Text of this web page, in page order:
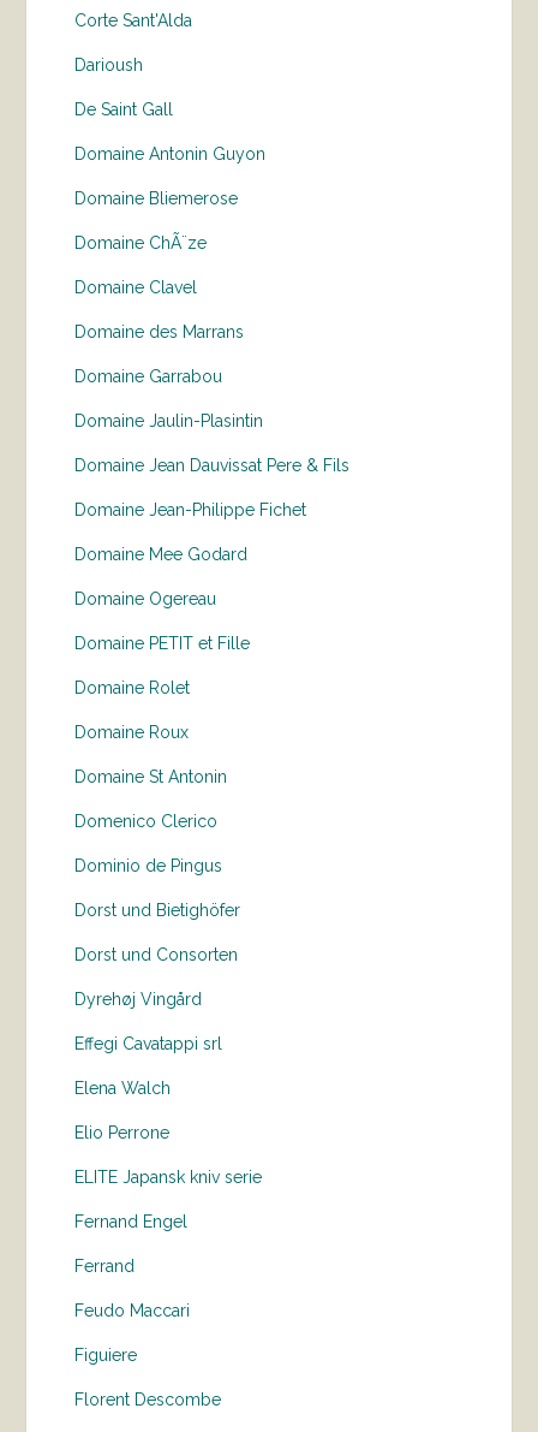
Corte Sant'Alda
Darioush
De Saint Gall
Domaine Antonin Guyon
Domaine Bliemerose
Domaine ChÃ¨ze
Domaine Clavel
Domaine des Marrans
Domaine Garrabou
Domaine Jaulin-Plasintin
Domaine Jean Dauvissat Pere & Fils
Domaine Jean-Philippe Fichet
Domaine Mee Godard
Domaine Ogereau
Domaine PETIT et Fille
Domaine Rolet
Domaine Roux
Domaine St Antonin
Domenico Clerico
Dominio de Pingus
Dorst und Bietighöfer
Dorst und Consorten
Dyrehøj Vingård
Effegi Cavatappi srl
Elena Walch
Elio Perrone
ELITE Japansk kniv serie
Fernand Engel
Ferrand
Feudo Maccari
Figuiere
Florent Descombe